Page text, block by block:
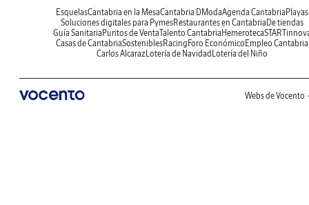
EsquelasCantabria en la MesaCantabria DModaAgenda CantabriaPlayas
Soluciones digitales para PymesRestaurantes en CantabriaDe tiendas
Guía SanitariaPuntos de VentaTalento CantabriaHemeroteca
Casas de CantabriaSosteniblesRacingForo EconómicoEmpleo Cantabria
Carlos AlcarazLotería de NavidadLotería del Niño
Webs de Vocento